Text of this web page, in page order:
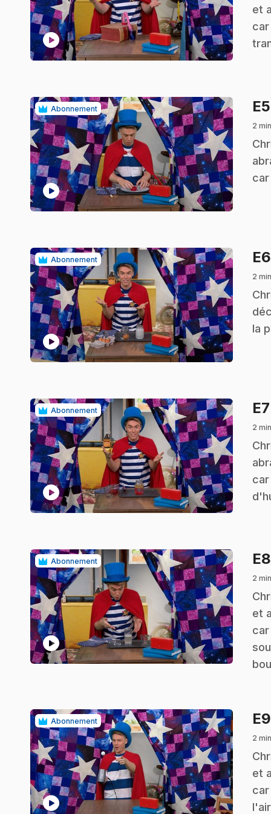
play_circle
et
Abonnement
play_circle
E5
2 min
.
Abonnement
play_circle
E6
2 min
.
la
Abonnement
play_circle
E7
2 min
.
Abonnement
play_circle
E8
2 min
.
et
Abonnement
play_circle
E9
2 min
.
et